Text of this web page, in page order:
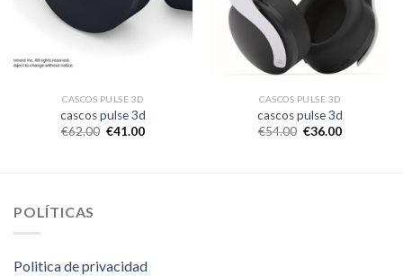
CASCOS PULSE 3D
cascos pulse 3d
€62.00 €41.00
CASCOS PULSE 3D
cascos pulse 3d
€54.00 €36.00
POLÍTICAS
Politica de privacidad